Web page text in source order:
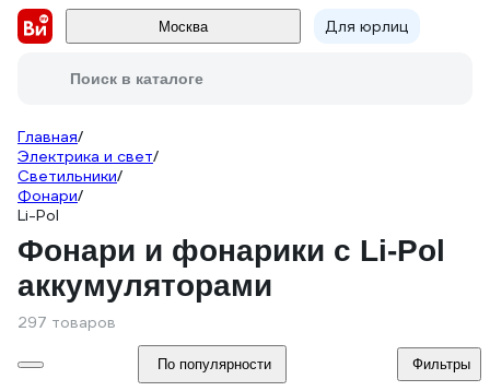
Москва Для юрлиц
Поиск в каталоге
Главная/
Электрика и свет/
Светильники/
Фонари/
Li-Pol
Фонари и фонарики с Li-Pol
аккумуляторами
297 товаров
По популярности Фильтры